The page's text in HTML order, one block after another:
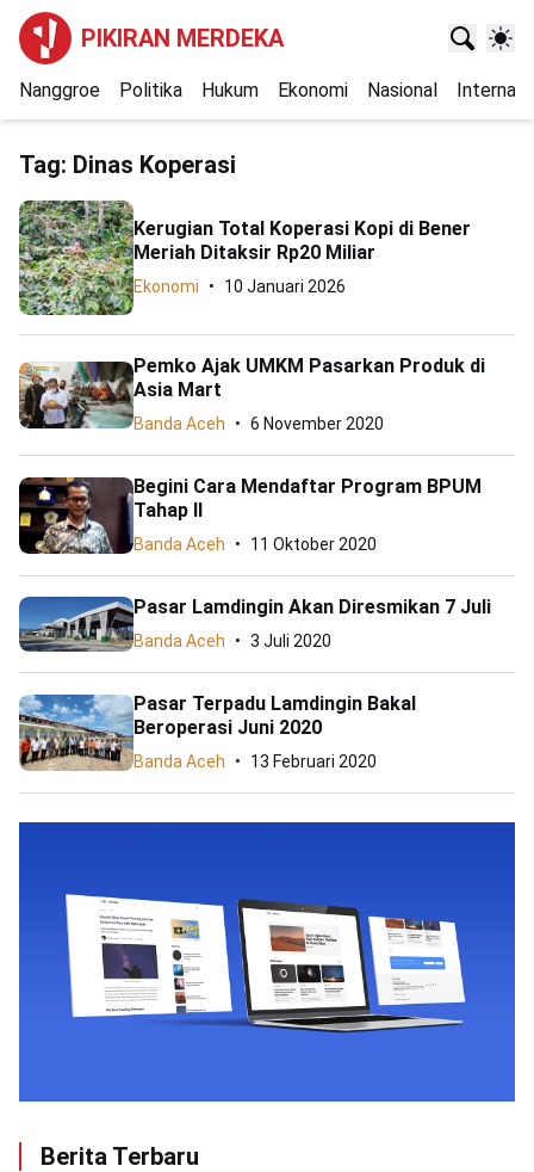
PIKIRAN MERDEKA
Nanggroe Politika Hukum Ekonomi Nasional
Tag: Dinas Koperasi
Kerugian Total Koperasi Kopi di Bener
Meriah Ditaksir Rp20 Miliar
Ekonomi 10 Januari 2026
Pemko Ajak UMKM Pasarkan Produk di
Asia Mart
Banda Aceh 6 November 2020
Begini Cara Mendaftar Program BPUM
Tahap II
Banda Aceh 11 Oktober 2020
Pasar Lamdingin Akan Diresmikan 7 Juli
Banda Aceh 3 Juli 2020
Pasar Terpadu Lamdingin Bakal
Beroperasi Juni 2020
Banda Aceh 13 Februari 2020
Berita Terbaru